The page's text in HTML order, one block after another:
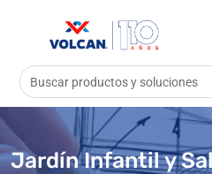
Jardín Infantil y